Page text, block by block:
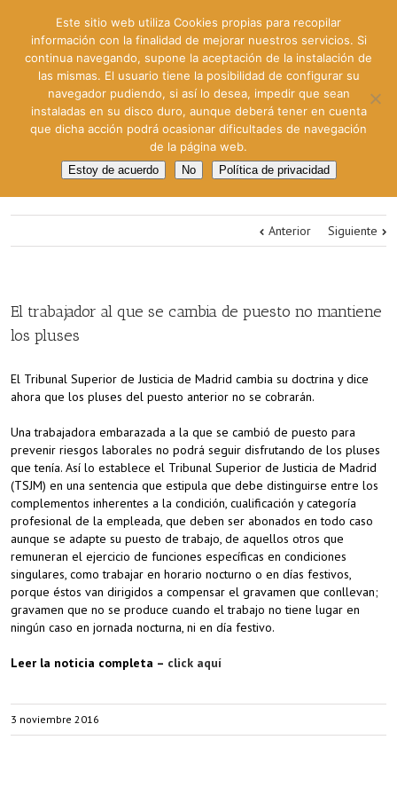
Anterior Siguiente
El trabajador al que se cambia de puesto no mantiene
los pluses
El Tribunal Superior de Justicia de Madrid cambia su doctrina y dice
ahora que los pluses del puesto anterior no se cobrarán.
Una trabajadora embarazada a la que se cambió de puesto para
prevenir riesgos laborales no podrá seguir disfrutando de los pluses
que tenía. Así lo establece el Tribunal Superior de Justicia de Madrid
(TSJM) en una sentencia que estipula que debe distinguirse entre los
complementos inherentes a la condición, cualificación y categoría
profesional de la empleada, que deben ser abonados en todo caso
aunque se adapte su puesto de trabajo, de aquellos otros que
remuneran el ejercicio de funciones específicas en condiciones
singulares, como trabajar en horario nocturno o en días festivos,
porque éstos van dirigidos a compensar el gravamen que conllevan;
gravamen que no se produce cuando el trabajo no tiene lugar en
ningún caso en jornada nocturna, ni en día festivo.
Leer la noticia completa – click aquí
3 noviembre 2016
Este sitio web utiliza Cookies propias para recopilar
información con la finalidad de mejorar nuestros servicios. Si
continua navegando, supone la aceptación de la instalación de
las mismas. El usuario tiene la posibilidad de configurar su
navegador pudiendo, si así lo desea, impedir que sean
instaladas en su disco duro, aunque deberá tener en cuenta
que dicha acción podrá ocasionar dificultades de navegación
de la página web.
Estoy de acuerdo No Política de privacidad